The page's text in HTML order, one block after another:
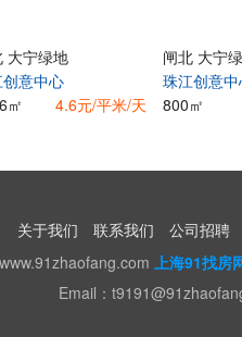
大宁绿地
意中心
㎡
4.6元/平米/天
闸北 大宁
珠江创意
800㎡
关于我们 联系我们 公司招聘
上海91找房
Email：